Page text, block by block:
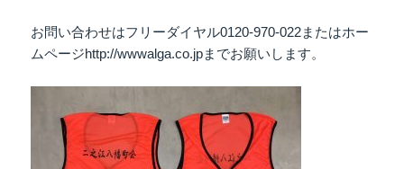
お問い合わせはフリーダイヤル0120-970-022またはホー
ムページhttp://wwwalga.co.jpまでお願いします。